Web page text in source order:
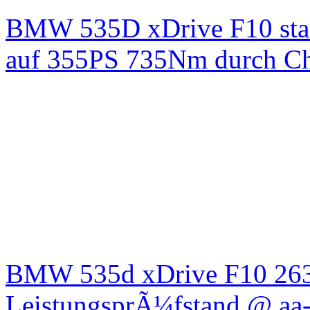
BMW 535D xDrive F10
auf 355PS 735Nm durch
BMW 535d xDrive F10